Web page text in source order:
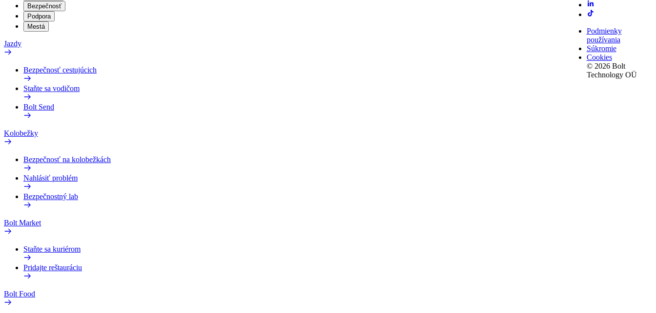
Bezpečnosť
Podpora
Mestá
Jazdy
Bezpečnosť cestujúcich
Staňte sa vodičom
Bolt Send
Kolobežky
Bezpečnosť na kolobežkách
Nahlásiť problém
Bezpečnostný lab
Bolt Market
Staňte sa kuriérom
Pridajte reštauráciu
Bolt Food
Podmienky
používania
Súkromie
Cookies
© 2026 Bolt
Technology OÜ